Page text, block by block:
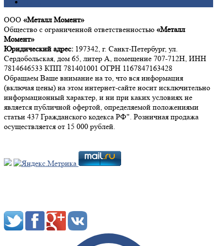
ООО «Металл Момент»
Общество с ограниченной ответственностью «Металл
Момент»
Юридический адрес: 197342, г. Санкт-Петербург, ул.
Сердобольская, дом 65, литер А, помещение 707-712Н, ИНН
7814646533 КПП 781401001 ОГРН 1167847163428
Обращаем Ваше внимание на то, что вся информация
(включая цены) на этом интернет-сайте носит исключительно
информационный характер, и ни при каких условиях не
является публичной офертой, определяемой положениями
статьи 437 Гражданского кодекса РФ". Розничная продажа
осуществляется от 15 000 рублей.